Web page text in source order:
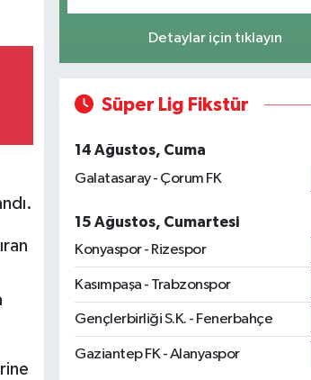
Detaylar için tıklayın
Süper Lig Fikstür
14 Ağustos, Cuma
Galatasaray - Çorum FK
15 Ağustos, Cumartesi
Konyaspor - Rizespor
Kasımpaşa - Trabzonspor
Gençlerbirliği S.K. - Fenerbahçe
Gaziantep FK - Alanyaspor